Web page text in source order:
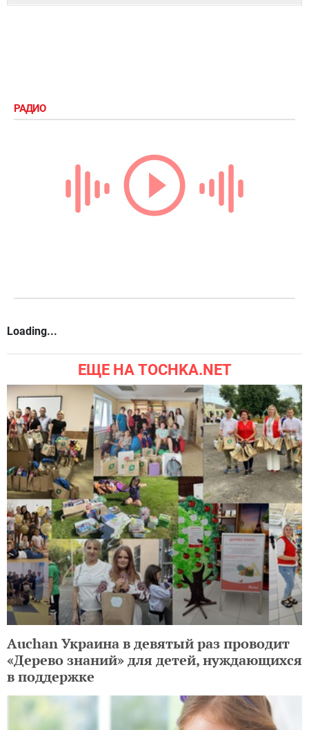
РАДИО
Loading...
ЕЩЕ НА TOCHKA.NET
Auchan Украина в девятый раз проводит
«Дерево знаний» для детей, нуждающихся
в поддержке